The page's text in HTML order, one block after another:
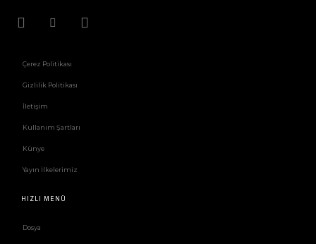
Çerez Politikası
Gizlilik Politikası
İletişim
Kullanım Şartları
Künye
Yayın İlkelerimiz
HIZLI MENÜ
Dosya